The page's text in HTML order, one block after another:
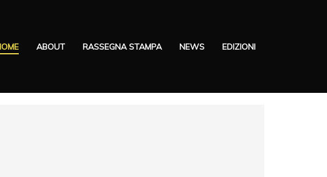
ABOUT RASSEGNA STAMPA NEWS EDIZIONI